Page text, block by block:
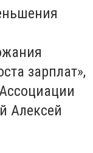
зарплат»,
Алексей